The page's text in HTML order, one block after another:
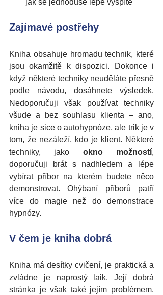
jak se jednoduše lépe vyspíte
Zajímavé postřehy
Kniha obsahuje hromadu technik, které
jsou okamžitě k dispozici. Dokonce i
když některé techniky neuděláte přesně
podle návodu, dosáhnete výsledek.
Nedoporučuji však používat techniky
všude a bez souhlasu klienta – ano,
kniha je sice o autohypnóze, ale trik je v
tom, že nezáleží, kdo je klient. Některé
techniky, jako okno možností,
doporučuji brát s nadhledem a lépe
vybírat příbor na kterém budete něco
demonstrovat. Ohýbaní příborů patří
více do magie než do demonstrace
hypnózy.
V čem je kniha dobrá
Kniha má desítky cvičení, je praktická a
zvládne je naprostý laik. Její dobrá
stránka je však také jejím problémem.